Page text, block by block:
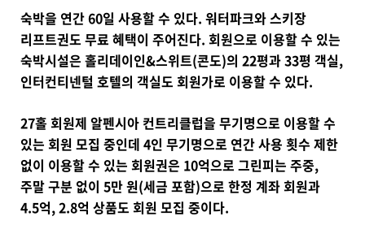
숙박을 연간 60일 사용할 수 있다. 워터파크와 스키장
리프트권도 무료 혜택이 주어진다. 회원으로 이용할 수 있는
숙박시설은 홀리데이인&스위트(콘도)의 22평과 33평 객실,
인터컨티넨털 호텔의 객실도 회원가로 이용할 수 있다.
27홀 회원제 알펜시아 컨트리클럽을 무기명으로 이용할 수
있는 회원 모집 중인데 4인 무기명으로 연간 사용 횟수 제한
없이 이용할 수 있는 회원권은 10억으로 그린피는 주중,
주말 구분 없이 5만 원(세금 포함)으로 한정 계좌 회원과
4.5억, 2.8억 상품도 회원 모집 중이다.